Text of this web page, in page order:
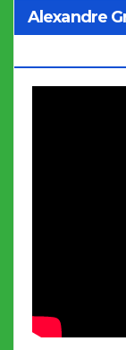
Alexandre